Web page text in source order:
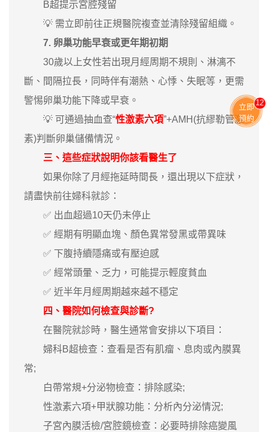
B超提示宮腔殘留
💡 需立即前往正規醫院複查並清除殘留組織。
7. 卵巢功能早衰或更年期初期
30歲以上女性若出現月經周期不規則、淋漓不
斷、間隔拉長，同時伴有潮熱、心悸、失眠等，更需
警惕卵巢功能下降或早衰。
💡 可通過抽血查“性激素六項”+AMH(抗繆勒管激
素)判斷卵巢儲備情況。
三、這些症狀說明你該看醫生了
如果你除了月經拖延時間長，還出現以下症狀，
請盡快前往婦科就診：
✅ 出血超過10天仍未停止
✅ 經期有明顯血塊、顏色異常發黑或帶異味
✅ 下腹持續隱痛或有壓迫感
✅ 經常頭暈、乏力，可能提示輕度貧血
✅ 近半年月經周期越來越不穩定
四、醫院如何檢查與診斷?
在醫院就診時，醫生通常會安排以下項目：
婦科B超檢查：查看是否有肌瘤、息肉或內膜異
常;
白帶常規+分泌物檢查：排除感染;
性激素六項+甲狀腺功能：分析內分泌情況;
子宮內膜活檢/宮腔鏡檢查：必要時排除癌變風
立即
預約
13